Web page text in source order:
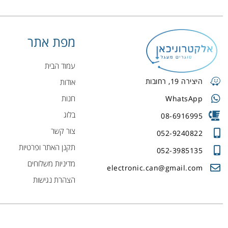
היצירה 19, רחובות
WhatsApp
08-6916995
052-9240822
052-3985135
electronic.can@gmail.com
מפת אתר
עמוד הבית
אודות
חנות
בלוג
צור קשר
תקנן האתר ופרטיות
מדיניות משלוחים
הצהרת נגישות